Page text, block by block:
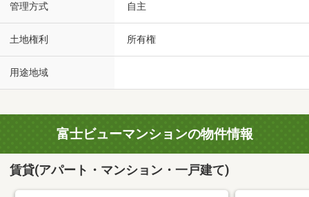
管理方式 自主
土地権利 所有権
用途地域
富士ビューマンションの物件情報
賃貸(アパート・マンション・一戸建て)